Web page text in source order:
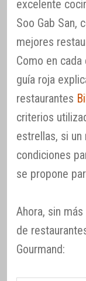
excelente
Soo Gab San,
mejores
Como en
guía roja
restaurantes
criterios
estrellas, si
condiciones
se propone
Ahora, sin
de
Gourmand: